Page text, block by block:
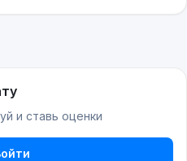
и ставь оценки